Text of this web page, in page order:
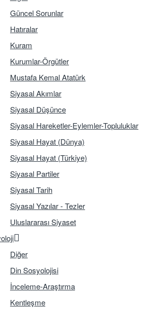
Güncel Sorunlar
Hatıralar
Kuram
Kurumlar-Örgütler
Mustafa Kemal Atatürk
Siyasal Akımlar
Siyasal Düşünce
Siyasal Hareketler-Eylemler-Topluluklar
Siyasal Hayat (Dünya)
Siyasal Hayat (Türkiye)
Siyasal Partiler
Siyasal Tarih
Siyasal Yazılar - Tezler
Uluslararası Siyaset
Diğer
Din Sosyolojisi
İnceleme-Araştırma
Kentleşme